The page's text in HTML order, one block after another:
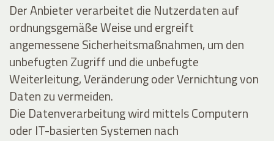
Der Anbieter verarbeitet die Nutzerdaten auf
ordnungsgemäße Weise und ergreift
angemessene Sicherheitsmaßnahmen, um den
unbefugten Zugriff und die unbefugte
Weiterleitung, Veränderung oder Vernichtung von
Daten zu vermeiden.
Die Datenverarbeitung wird mittels Computern
oder IT-basierten Systemen nach